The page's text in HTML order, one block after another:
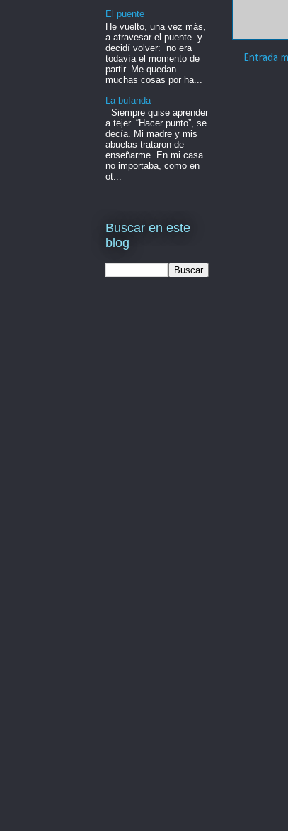
Entrada
El puente
He vuelto, una vez más,
a atravesar el puente y
decidí volver: no era
todavía el momento de
partir. Me quedan
muchas cosas por ha...
La bufanda
Siempre quise aprender
a tejer. “Hacer punto”, se
decía. Mi madre y mis
abuelas trataron de
enseñarme. En mi casa
no importaba, como en
ot...
Buscar en este
blog